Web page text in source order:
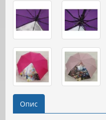
Опис